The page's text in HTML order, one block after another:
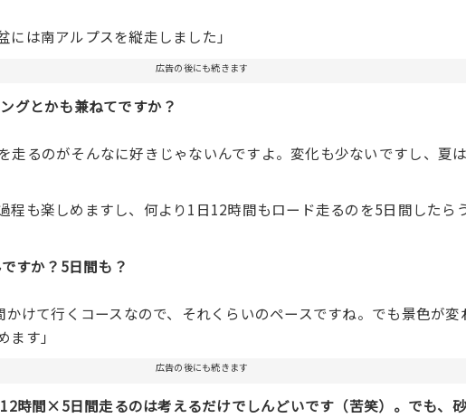
には南アルプスを縦走しました」
広告の後にも続きます
グとかも兼ねてですか？
走るのがそんなに好きじゃないんですよ。変化も少ないですし、夏
程も楽しめますし、何より1日12時間もロード走るのを5日間したら
すか？5日間も？
かけて行くコースなので、それくらいのペースですね。でも景色が変
ます」
広告の後にも続きます
時間×5日間走るのは考えるだけでしんどいです（苦笑）。でも、